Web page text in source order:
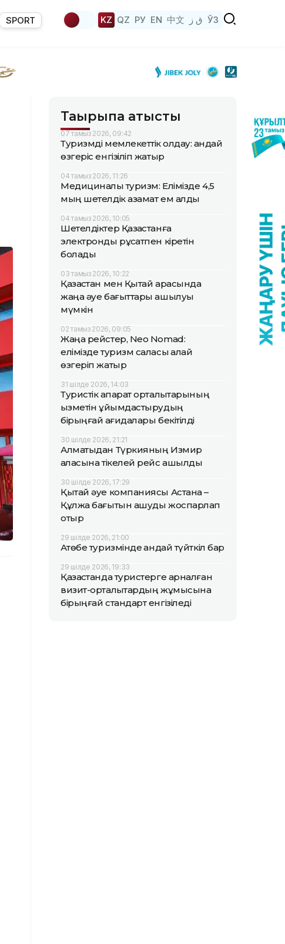
SPORT KZ QZ РУ EN 中文 ق ز ЎЗ
Тақырыпқа қатысты
07 тамыз 2026, 09:42
Туризмді мемлекеттік қолдау: қандай
өзгеріс енгізіліп жатыр
04 тамыз 2026, 11:26
Медициналық туризм: Елімізде 4,5
мың шетелдік азамат ем алды
04 тамыз 2026, 10:05
Шетелдіктер Қазақстанға
электронды рұқсатпен кіретін
болады
03 тамыз 2026, 10:22
Қазақстан мен Қытай арасында
жаңа әуе бағыттары ашылуы
мүмкін
02 тамыз 2026, 09:05
Жаңа рейстер, Neo Nomad:
елімізде туризм саласы қалай
өзгеріп жатыр
31 шілде 2026, 14:03
Туристік ақпарат орталықтарының
қызметін ұйымдастырудың
бірыңғай қағидалары бекітілді
30 шілде 2026, 21:21
Алматыдан Түркияның Измир
қаласына тікелей рейс ашылды
30 шілде 2026, 17:29
Қытай әуе компаниясы Астана –
Құлжа бағытын ашуды жоспарлап
отыр
29 шілде 2026, 21:00
Ақтөбе туризмінде қандай түйткіл бар
29 шілде 2026, 19:33
Қазақстанда туристерге арналған
визит-орталықтардың жұмысына
бірыңғай стандарт енгізіледі